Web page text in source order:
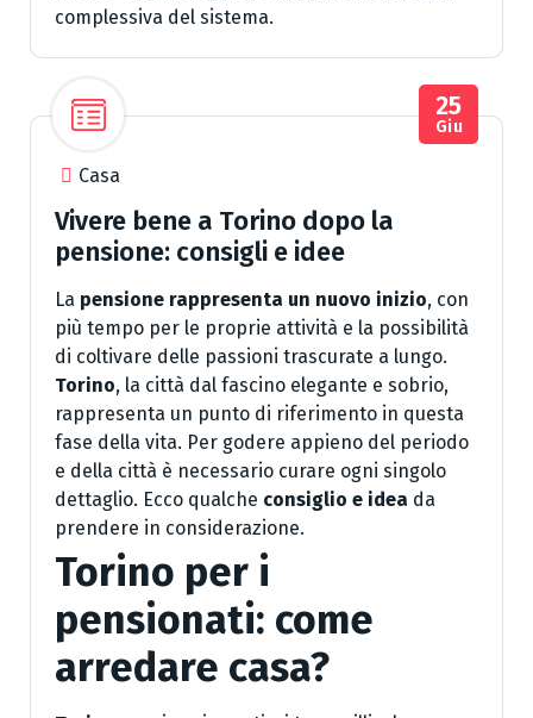
complessiva del sistema.
Casa
25
Giu
Vivere bene a Torino dopo la
pensione: consigli e idee
La pensione rappresenta un nuovo inizio, con
più tempo per le proprie attività e la possibilità
di coltivare delle passioni trascurate a lungo.
Torino, la città dal fascino elegante e sobrio,
rappresenta un punto di riferimento in questa
fase della vita. Per godere appieno del periodo
e della città è necessario curare ogni singolo
dettaglio. Ecco qualche consiglio e idea da
prendere in considerazione.
Torino per i
pensionati: come
arredare casa?